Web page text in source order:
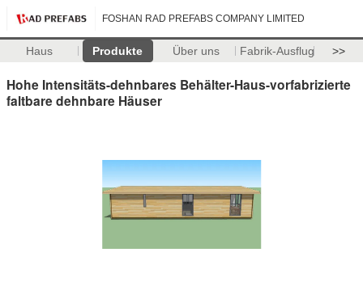
FOSHAN RAD PREFABS COMPANY LIMITED
Haus Produkte Über uns Fabrik-Ausflug >>
Hohe Intensitäts-dehnbares Behälter-Haus-vorfabrizierte
faltbare dehnbare Häuser